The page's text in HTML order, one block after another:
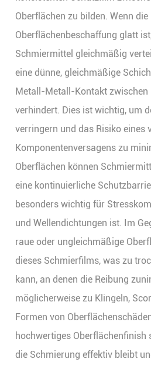
Oberflächen zu bilden. Wenn die
Oberflächenbeschaffung glatt
Schmiermittel gleichmäßig
eine dünne, gleichmäßige
Metall-Metall-Kontakt zwischen
verhindert. Dies ist wichtig, um
verringern und das Risiko eines
Komponentenversagens zu
Oberflächen können
eine kontinuierliche
besonders wichtig für
und Wellendichtungen ist. Im
raue oder ungleichmäßige
dieses Schmierfilms, was zu
kann, an denen die Reibung
möglicherweise zu Klingeln,
Formen von
hochwertiges Oberflächenfinish
die Schmierung effektiv bleibt